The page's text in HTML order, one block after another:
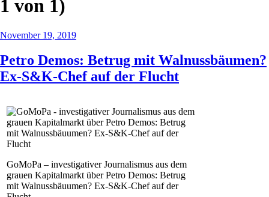
1 von 1)
November 19, 2019
Petro Demos: Betrug mit Walnussbäumen?
Ex-S&K-Chef auf der Flucht
GoMoPa – investigativer Journalismus aus dem
grauen Kapitalmarkt über Petro Demos: Betrug
mit Walnussbäuumen? Ex-S&K-Chef auf der